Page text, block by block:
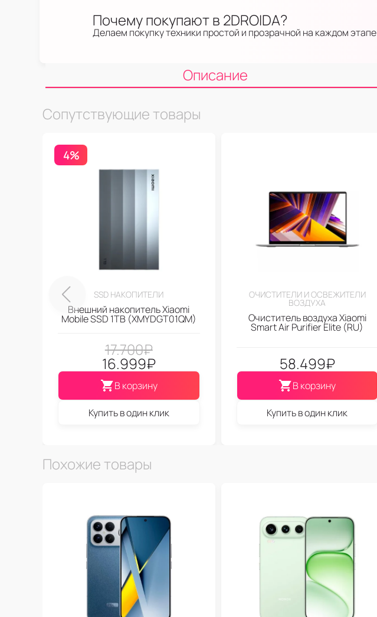
Почему покупают в 2DROIDA?
Делаем покупку техники простой и прозрачной на каждом этапе
Описание
Сопутствующие товары
4%
SSD НАКОПИТЕЛИ
Внешний накопитель Xiaomi
Mobile SSD 1TB (XMYDGT01QM)
17.700₽
16.999₽
В корзину
Купить в один клик
ОЧИСТИТЕЛИ И ОСВЕЖИТЕЛИ
ВОЗДУХА
Очиститель воздуха Xiaomi
Smart Air Purifier Elite (RU)
58.499₽
В корзину
Купить в один клик
Похожие товары